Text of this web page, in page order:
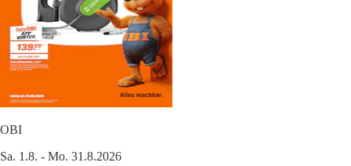
OBI
Sa. 1.8. - Mo. 31.8.2026